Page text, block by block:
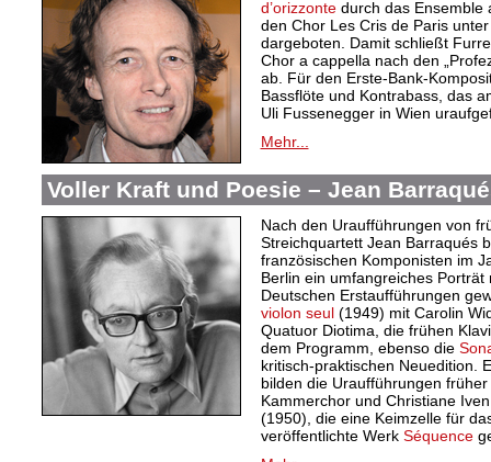
d’orizzontedurch das Ensemble
den Chor Les Cris de Paris
dargeboten. Damit schließt
Chor a cappella nach den
ab. Für den Erste-Bank-
Bassflöte und Kontrabass, das
Uli Fussenegger in Wien
Mehr...
Voller Kraft und Poesie – Jean
Nach den Uraufführungen von
Streichquartett Jean Barraqués
französischen Komponisten im
Berlin ein umfangreiches
Deutschen Erstaufführungen
violon seul(1949) mit Carolin
Quatuor Diotima, die frühen
dem Programm, ebenso die
kritisch-praktischen Neuedition.
bilden die Uraufführungen
Kammerchor und Christiane
(1950), die eine Keimzelle für
veröffentlichte Werk Séquence